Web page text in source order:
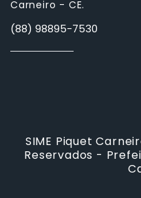
Carneiro - CE.
(88) 98895-7530
SIME Piquet
Reservados -